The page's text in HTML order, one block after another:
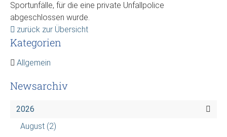
Sportunfälle, für die eine private Unfallpolice
abgeschlossen wurde.
zurück zur Übersicht
Kategorien
Allgemein
Newsarchiv
2026
August (2)